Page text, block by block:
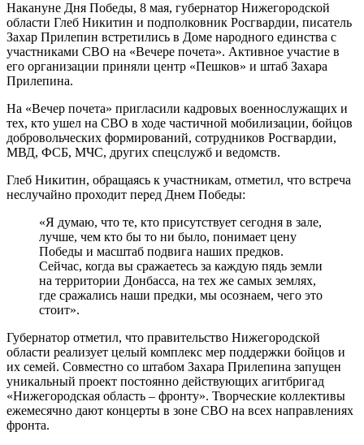
Накануне Дня Победы, 8 мая, губернатор Нижегородской
области Глеб Никитин и подполковник Росгвардии, писатель
Захар Прилепин встретились в Доме народного единства с
участниками СВО на «Вечере почета». Активное участие в
его организации приняли центр «Пешков» и штаб Захара
Прилепина.
На «Вечер почета» пригласили кадровых военнослужащих и
тех, кто ушел на СВО в ходе частичной мобилизации, бойцов
добровольческих формирований, сотрудников Росгвардии,
МВД, ФСБ, МЧС, других спецслужб и ведомств.
Глеб Никитин, обращаясь к участникам, отметил, что встреча
неслучайно проходит перед Днем Победы:
«Я думаю, что те, кто присутствует сегодня в зале,
лучше, чем кто бы то ни было, понимает цену
Победы и масштаб подвига наших предков.
Сейчас, когда вы сражаетесь за каждую пядь земли
на территории Донбасса, на тех же самых землях,
где сражались наши предки, мы осознаем, чего это
стоит».
Губернатор отметил, что правительство Нижегородской
области реализует целый комплекс мер поддержки бойцов и
их семей. Совместно со штабом Захара Прилепина запущен
уникальный проект постоянно действующих агитбригад
«Нижегородская область – фронту». Творческие коллективы
ежемесячно дают концерты в зоне СВО на всех направлениях
фронта.